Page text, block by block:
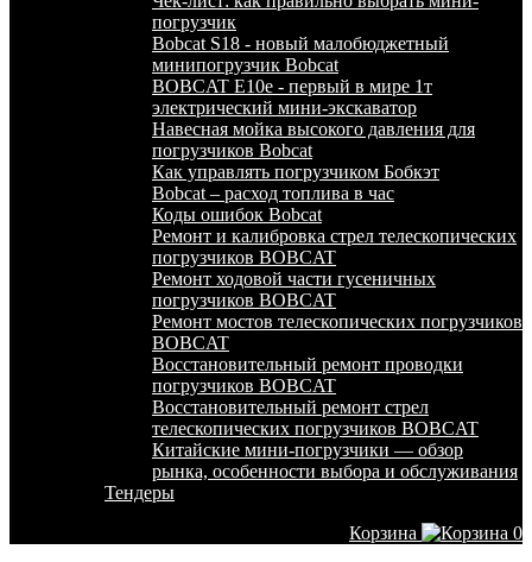
погрузчик
Bobcat S18 - новый малобюджетный
минипогрузчик Bobcat
BOBCAT E10e - первый в мире 1т
электрический мини-экскаватор
Навесная мойка высокого давления для
погрузчиков Bobcat
Как управлять погрузчиком Бобкэт
Bobcat – расход топлива в час
Коды ошибок Bobcat
Ремонт и калибровка стрел телескопических
погрузчиков BOBCAT
Ремонт ходовой части гусеничных
погрузчиков BOBCAT
Ремонт мостов телескопических погрузчиков
BOBCAT
Восстановительный ремонт проводки
погрузчиков BOBCAT
Восстановительный ремонт стрел
телескопических погрузчиков BOBCAT
Китайские мини-погрузчики — обзор
рынка, особенности выбора и обслуживания
Тендеры
Корзина
0